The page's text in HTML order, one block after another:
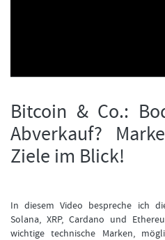
Bitcoin & Co.:
Abverkauf?
Ziele im Blick!
In diesem Video bespreche ich
Solana, XRP, Cardano und
wichtige technische Marken,